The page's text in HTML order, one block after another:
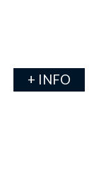
+ INFO